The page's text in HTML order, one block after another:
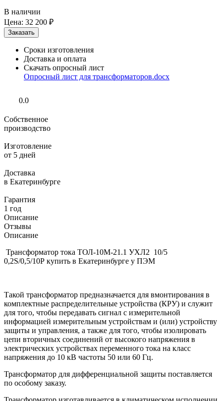
В наличии
Цена: 32 200 ₽
Сроки изготовления
Доставка и оплата
Скачать опросный лист
Опросный лист для трансформаторов.docx
0.0
Собственное
производство
Изготовление
от 5 дней
Доставка
в Екатеринбурге
Гарантия
1 год
Описание
Отзывы
Описание
Трансформатор тока ТОЛ-10М-21.1 УХЛ2 10/5
0,2S/0,5/10Р купить в Екатеринбурге у ПЭМ
Такой трансформатор предназначается для вмонтирования в
комплектные распределительные устройства (КРУ) и служит
для того, чтобы передавать сигнал с измерительной
информацией измерительным устройствам и (или) устройству
защиты и управления, а также для того, чтобы изолировать
цепи вторичных соединений от высокого напряжения в
электрических устройствах переменного тока на класс
напряжения до 10 кВ частоты 50 или 60 Гц.
Трансформатор для дифференциальной защиты поставляется
по особому заказу.